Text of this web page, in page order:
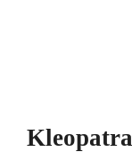
Kleopatra